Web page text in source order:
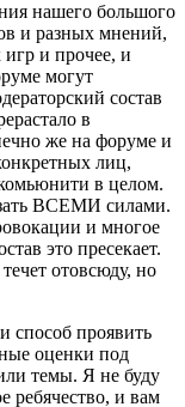
нашего большого
и разных мнений,
и прочее, и
могут
состав
в
же на форуме и
лиц,
в целом.
ВСЕМИ силами.
и многое
это пресекает.
отовсюду, но
способ проявить
оценки под
темы. Я не буду
ребячество, и вам